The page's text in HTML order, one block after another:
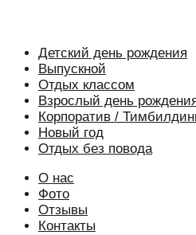
Детский день рождения
Выпускной
Отдых классом
Взрослый день
Корпоратив /
Новый год
Отдых без повода
О нас
Фото
Отзывы
Контакты